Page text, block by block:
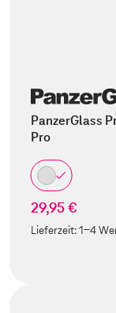
PanzerGlass
Pro
29,95 €
Lieferzeit:1-4